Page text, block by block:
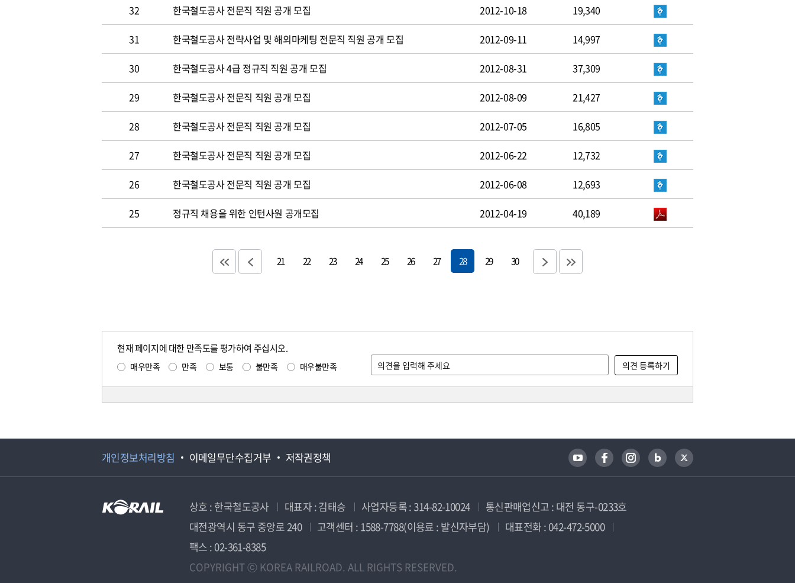
32 한국철도공사 전문직 직원 공개 모집 2012-10-18 19,340
31 한국철도공사 전략사업 및 해외마케팅 전문직 직원 공개 모집 2012-09-11 14,997
30 한국철도공사 4급 정규직 직원 공개 모집 2012-08-31 37,309
29 한국철도공사 전문직 직원 공개 모집 2012-08-09 21,427
28 한국철도공사 전문직 직원 공개 모집 2012-07-05 16,805
27 한국철도공사 전문직 직원 공개 모집 2012-06-22 12,732
26 한국철도공사 전문직 직원 공개 모집 2012-06-08 12,693
25 정규직 채용을 위한 인턴사원 공개모집 2012-04-19 40,189
21 22 23 24 25 26 27 28 29 30
현재 페이지에 대한 만족도를 평가하여 주십시오.
매우만족 만족 보통 불만족 매우불만족
개인정보처리방침 이메일무단수집거부 저작권정책
상호 : 한국철도공사 대표자 : 김태승 사업자등록 : 314-82-10024
통신판매업신고 : 대전 동구-0233호
대전광역시 동구 중앙로 240
고객센터 : 1588-7788(이용료 : 발신자부담)
대표전화 : 042-472-5000
팩스 : 02-361-8385
COPYRIGHT ⓒ KOREA RAILROAD. ALL RIGHTS RESERVED.